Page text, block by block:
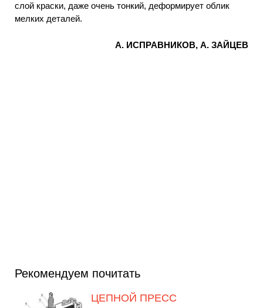
слой краски, даже очень тонкий, деформирует облик
мелких деталей.
А. ИСПРАВНИКОВ, А. ЗАЙЦЕВ
Рекомендуем почитать
ЦЕПНОЙ ПРЕСС